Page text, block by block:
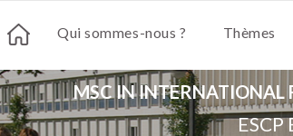
Qui sommes-nous ? Thèmes
MSC IN INTERNATIONAL
ESCP